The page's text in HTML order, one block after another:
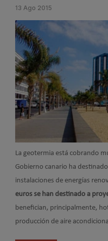
13 Ago 2015
La geotermia está cobrando
Gobierno canario ha
instalaciones de energías
euros se han destinado a
benefician, principalmente,
producción de aire